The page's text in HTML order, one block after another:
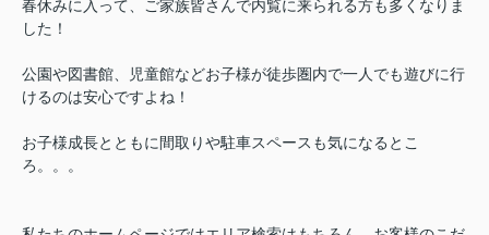
春休みに入って、ご家族皆さんで内覧に来られる方も多くなりま
した！
公園や図書館、児童館などお子様が徒歩圏内で一人でも遊びに行
けるのは安心ですよね！
お子様成長とともに間取りや駐車スペースも気になるとこ
ろ。。。